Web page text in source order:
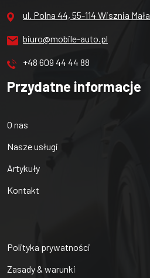
ul. Polna 44, 55-114 Wisznia Mała
biuro@mobile-auto.pl
+48 609 44 44 88
Przydatne informacje
O nas
Nasze usługi
Artykuły
Kontakt
Polityka prywatności
Zasady & warunki